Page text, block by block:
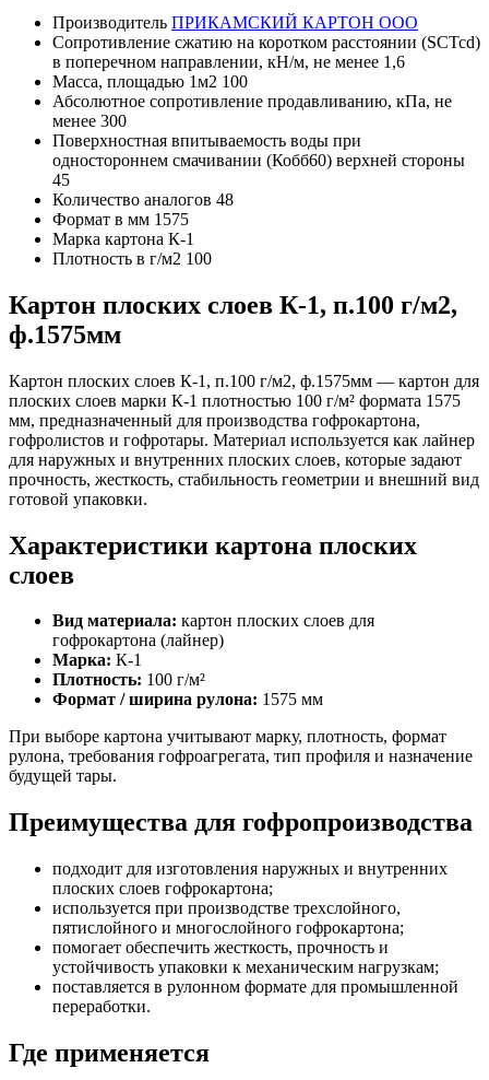
Производитель ПРИКАМСКИЙ КАРТОН ООО
Сопротивление сжатию на коротком расстоянии (SCTcd)
в поперечном направлении, кН/м, не менее 1,6
Масса, площадью 1м2 100
Абсолютное сопротивление продавливанию, кПа, не
менее 300
Поверхностная впитываемость воды при
одностороннем смачивании (Кобб60) верхней стороны
45
Количество аналогов 48
Формат в мм 1575
Марка картона К-1
Плотность в г/м2 100
Картон плоских слоев К-1, п.100 г/м2,
ф.1575мм
Картон плоских слоев К-1, п.100 г/м2, ф.1575мм — картон для
плоских слоев марки К-1 плотностью 100 г/м² формата 1575
мм, предназначенный для производства гофрокартона,
гофролистов и гофротары. Материал используется как лайнер
для наружных и внутренних плоских слоев, которые задают
прочность, жесткость, стабильность геометрии и внешний вид
готовой упаковки.
Характеристики картона плоских
слоев
Вид материала: картон плоских слоев для
гофрокартона (лайнер)
Марка: К-1
Плотность: 100 г/м²
Формат / ширина рулона: 1575 мм
При выборе картона учитывают марку, плотность, формат
рулона, требования гофроагрегата, тип профиля и назначение
будущей тары.
Преимущества для гофропроизводства
подходит для изготовления наружных и внутренних
плоских слоев гофрокартона;
используется при производстве трехслойного,
пятислойного и многослойного гофрокартона;
помогает обеспечить жесткость, прочность и
устойчивость упаковки к механическим нагрузкам;
поставляется в рулонном формате для промышленной
переработки.
Где применяется